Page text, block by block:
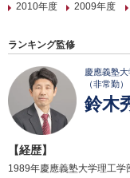
2010年度
2009年度
ランキング監修
慶應義塾
（非常勤）
鈴木
【経歴】
1989年慶應義塾大学理工学